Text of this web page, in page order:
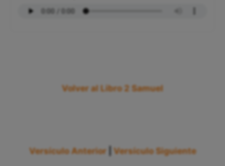
Volver al Libro 2 Samuel
Versículo Anterior Versículo Siguiente